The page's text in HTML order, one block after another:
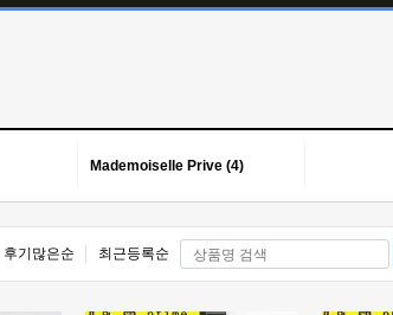
Mademoiselle Prive (4)
후기많은순 최근등록순